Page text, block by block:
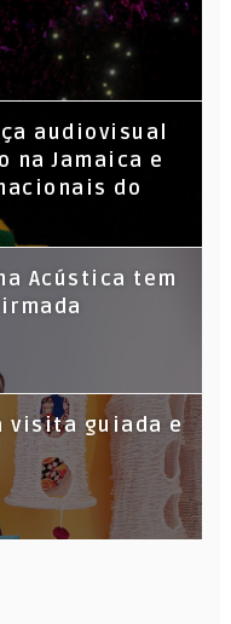
audiovisual
na Jamaica e
do
Acústica tem
visita guiada e